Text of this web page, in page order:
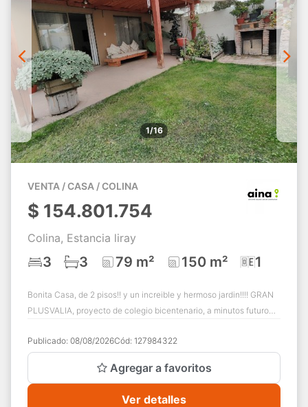
1/16
VENTA / CASA / COLINA
$ 154.801.754
Colina, Estancia liray
3 3 79 m² 150 m² 1
Bonita Casa, de 2 pisos!! y un increible y hermoso jardin!!!! GRAN
PLUSVALIA, proyecto de colegio bicentenario, a minutos futuro
Publicado: 08/08/2026Cód: 127984322
Agregar a favoritos
Ver detalles